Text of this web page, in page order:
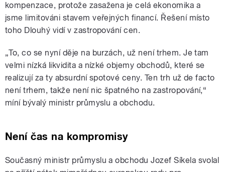
kompenzace, protože zasažena je celá ekonomika a
jsme limitováni stavem veřejných financí. Řešení místo
toho Dlouhý vidí v zastropování cen.
„To, co se nyní děje na burzách, už není trhem. Je tam
velmi nízká likvidita a nízké objemy obchodů, které se
realizují za ty absurdní spotové ceny. Ten trh už de facto
není trhem, takže není nic špatného na zastropování,“
míní bývalý ministr průmyslu a obchodu.
Není čas na kompromisy
Současný ministr průmyslu a obchodu Jozef Síkela svolal